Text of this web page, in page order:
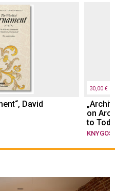
David
30,00 €
on
to
KNYGOS